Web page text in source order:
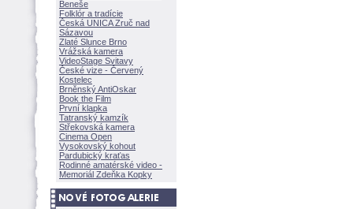
Beneše
Folklór a tradície
Česká UNICA Zruč nad
Sázavou
Zlaté Slunce Brno
Vrážská kamera
VideoStage Svitavy
České vize - Červený
Kostelec
Brněnský AntiOskar
Book the Film
První klapka
Tatranský kamzík
Střekovská kamera
Cinema Open
Vysokovský kohout
Pardubický kraťas
Rodinné amatérské video -
Memoriál Zdeňka Kopky